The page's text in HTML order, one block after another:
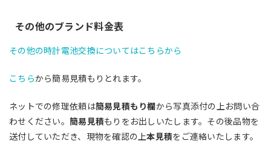
その他のブランド料金表
その他の時計電池交換についてはこちらから
こちらから簡易見積もりとれます。
ネットでの修理依頼は簡易見積もり欄から写真添付の上お問い合
わせください。 簡易見積もりをお出しいたします。その後品物を
送付していただき、現物を確認の上本見積をご連絡いたします。